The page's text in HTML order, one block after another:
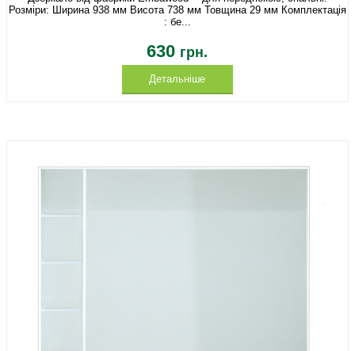
Розміри: Ширина 938 мм Висота 738 мм Товщина 29 мм Комплектація
: бе...
630 грн.
Детальніше